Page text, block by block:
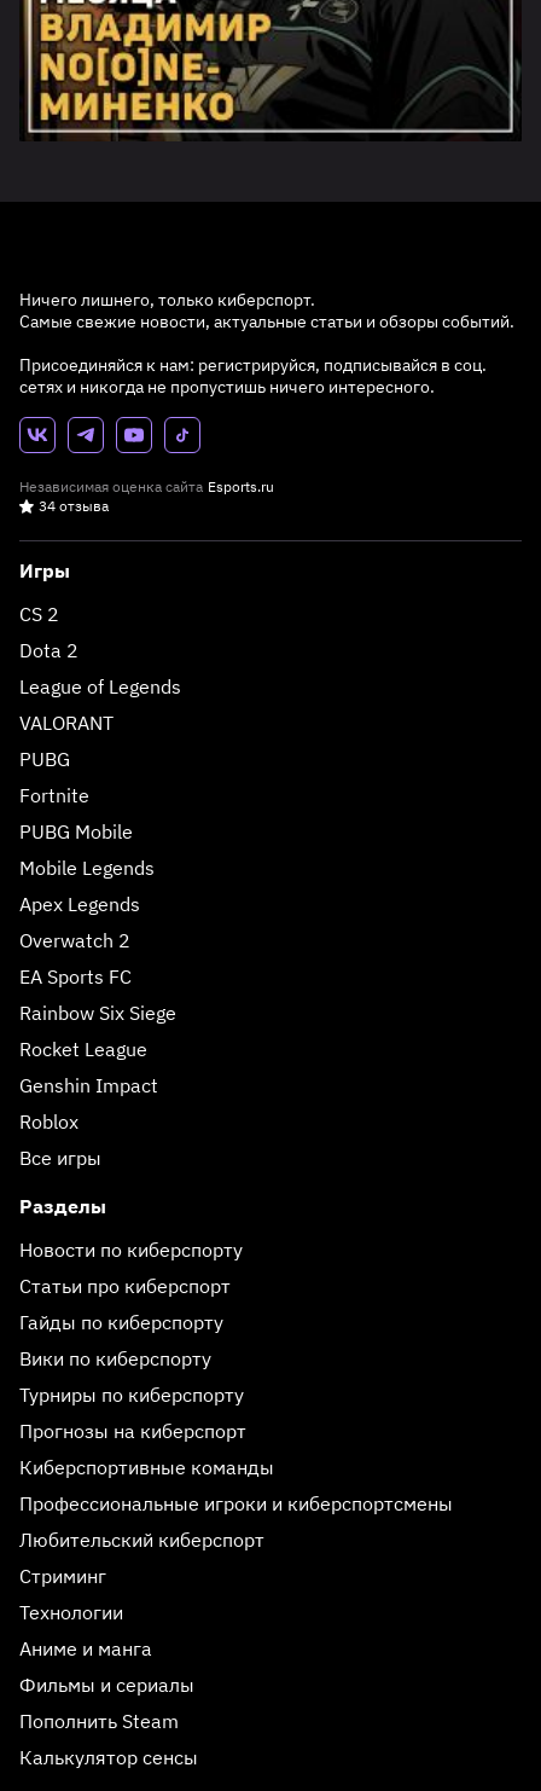
Ничего лишнего, только киберспорт.
Самые свежие новости, актуальные статьи и обзоры событий.
Присоединяйся к нам: регистрируйся, подписывайся в соц.
сетях и никогда не пропустишь ничего интересного.
Независимая оценка сайта Esports.ru
34 отзыва
Игры
CS 2
Dota 2
League of Legends
VALORANT
PUBG
Fortnite
PUBG Mobile
Mobile Legends
Apex Legends
Overwatch 2
EA Sports FC
Rainbow Six Siege
Rocket League
Genshin Impact
Roblox
Все игры
Разделы
Новости по киберспорту
Статьи про киберспорт
Гайды по киберспорту
Вики по киберспорту
Турниры по киберспорту
Прогнозы на киберспорт
Киберспортивные команды
Профессиональные игроки и киберспортсмены
Любительский киберспорт
Стриминг
Технологии
Аниме и манга
Фильмы и сериалы
Пополнить Steam
Калькулятор сенсы